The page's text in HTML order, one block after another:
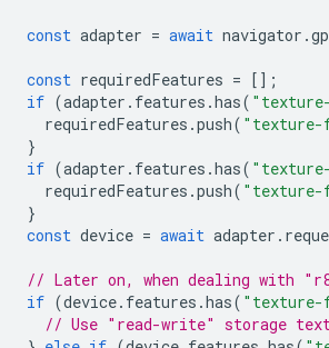
const adapter = await navigator .
const requiredFeatures = [];
if (adapter . features .has(
requiredFeatures .push( "texture-
}
if (adapter . features .has(
requiredFeatures .push( "texture-
}
const device = await adapter .
// Later on, when dealing with
if (device. features .has( "texture-
// Use "read-write" storage